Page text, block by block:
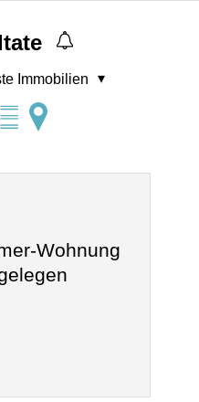
Immobilien
Wohnung